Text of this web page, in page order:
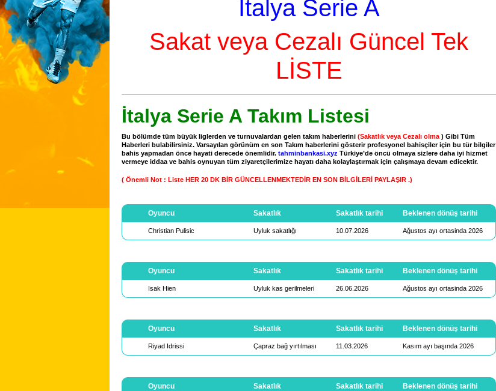
İtalya Serie A
Sakat veya Cezalı Güncel Tek
LİSTE
İtalya Serie A Takım Listesi
Bu bölümde tüm büyük liglerden ve turnuvalardan gelen takım haberlerini (Sakatlık veya Cezalı olma ) Gibi Tüm
Haberleri bulabilirsiniz. Varsayılan görünüm en son Takım haberlerini gösterir profesyonel bahisçiler için bu tür bilgiler
bahis yapmadan önce hayati derecede önemlidir. tahminbankasi.xyz Türkiye’de öncü olmaya sizlere daha iyi hizmet
vermeye iddaa ve bahis oynuyan tüm ziyaretçilerimize hayatı daha kolaylaştırmak için çalışmaya devam edicektir.
( Önemli Not : Liste HER 20 DK BİR GÜNCELLENMEKTEDİR EN SON BİLGİLERİ PAYLAŞIR .)
Oyuncu Sakatlık Sakatlık tarihi Beklenen dönüş tarihi
Christian Pulisic Uyluk sakatlığı 10.07.2026 Ağustos ayı ortasinda 2026
Oyuncu Sakatlık Sakatlık tarihi Beklenen dönüş tarihi
Isak Hien Uyluk kas gerilmeleri 26.06.2026 Ağustos ayı ortasinda 2026
Oyuncu Sakatlık Sakatlık tarihi Beklenen dönüş tarihi
Riyad Idrissi Çapraz bağ yırtılması 11.03.2026 Kasım ayı başında 2026
Oyuncu Sakatlık Sakatlık tarihi Beklenen dönüş tarihi